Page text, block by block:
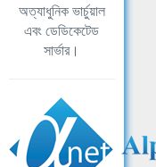
অত্যাধুনিক ভার্চুয়াল
এবং ডেডিকেটেড
সার্ভার।